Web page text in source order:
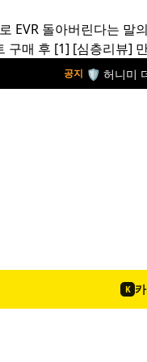
EVR 돌아버린다는 말
구매 후 [1] [심층리뷰]
공지 🛡️ 허니미
K